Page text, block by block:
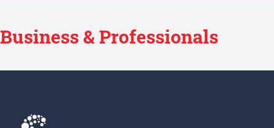
Βusiness & Professionals